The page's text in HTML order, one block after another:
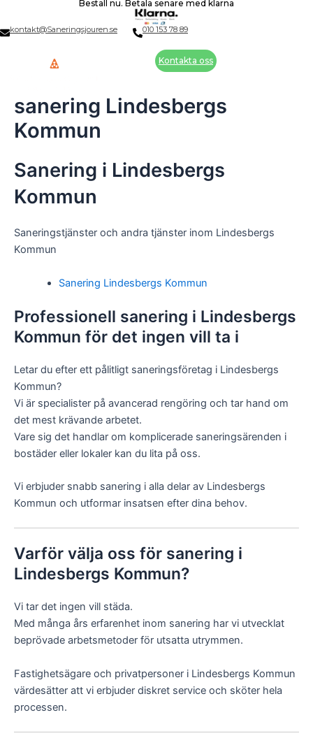
content
Beställ nu. Betala senare med klarna
kontakt@Saneringsjouren.se 010 153 78 89
Kontakta oss
sanering Lindesbergs
Kommun
Sanering i Lindesbergs
Kommun
Saneringstjänster och andra tjänster inom Lindesbergs
Kommun
Sanering Lindesbergs Kommun
Professionell sanering i Lindesbergs
Kommun för det ingen vill ta i
Letar du efter ett pålitligt saneringsföretag i Lindesbergs
Kommun?
Vi är specialister på avancerad rengöring och tar hand om
det mest krävande arbetet.
Vare sig det handlar om komplicerade saneringsärenden i
bostäder eller lokaler kan du lita på oss.
Vi erbjuder snabb sanering i alla delar av Lindesbergs
Kommun och utformar insatsen efter dina behov.
Varför välja oss för sanering i
Lindesbergs Kommun?
Vi tar det ingen vill städa.
Med många års erfarenhet inom sanering har vi utvecklat
beprövade arbetsmetoder för utsatta utrymmen.
Fastighetsägare och privatpersoner i Lindesbergs Kommun
värdesätter att vi erbjuder diskret service och sköter hela
processen.